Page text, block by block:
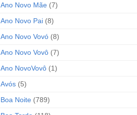
Ano Novo Mãe (7)
Ano Novo Pai (8)
Ano Novo Vovó (8)
Ano Novo Vovô (7)
Ano NovoVovô (1)
Avós (5)
Boa Noite (789)